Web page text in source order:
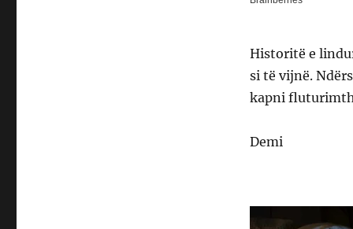
Historitë e
si të vijnë.
kapni
Demi